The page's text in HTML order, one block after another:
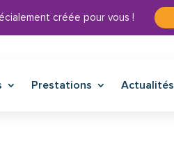
créée pour vous !
Prestations Actualités